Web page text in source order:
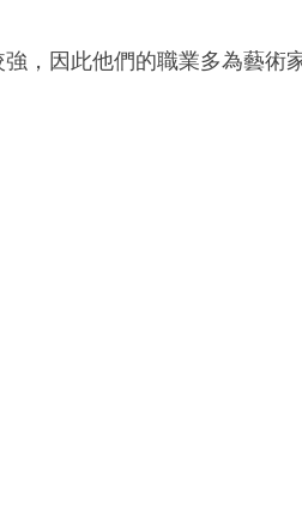
，因此他們的職業多為藝術